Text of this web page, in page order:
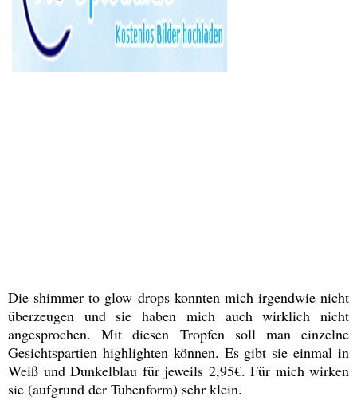
Die shimmer to glow drops konnten mich irgendwie nicht
überzeugen und sie haben mich auch wirklich nicht
angesprochen. Mit diesen Tropfen soll man einzelne
Gesichtspartien highlighten können. Es gibt sie einmal in
Weiß und Dunkelblau für jeweils 2,95€. Für mich wirken
sie (aufgrund der Tubenform) sehr klein.